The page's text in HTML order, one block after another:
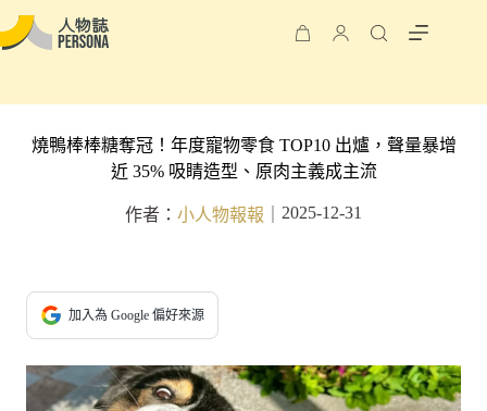
燒鴨棒棒糖奪冠！年度寵物零食 TOP10 出爐，聲量暴增
近 35% 吸睛造型、原肉主義成主流
作者： 小人物報報 2025-12-31
加入為 Google 偏好來源